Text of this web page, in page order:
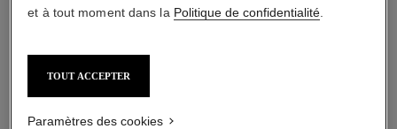
et à tout moment dans la Politique de confidentialité.
TOUT ACCEPTER
Paramètres des cookies